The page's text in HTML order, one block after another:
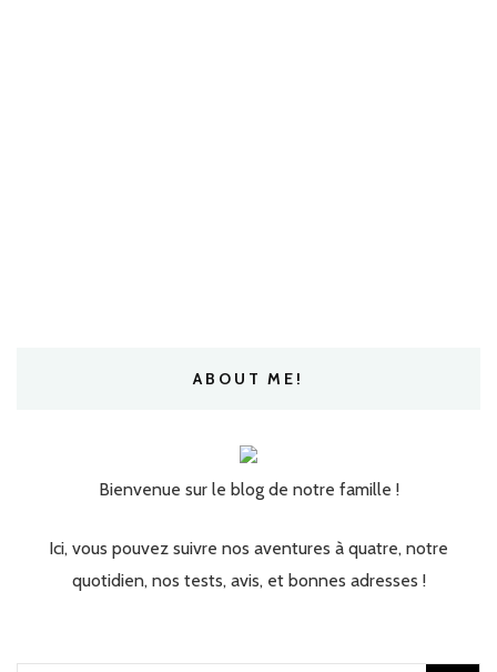
ABOUT ME!
Bienvenue sur le blog de notre famille !
Ici, vous pouvez suivre nos aventures à quatre, notre
quotidien, nos tests, avis, et bonnes adresses !